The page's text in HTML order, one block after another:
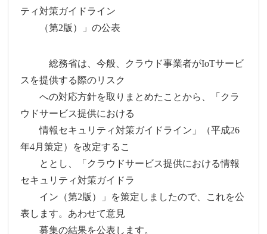
ティ対策ガイドライン
（第2版）」の公表
総務省は、今般、クラウド事業者がIoTサービ
スを提供する際のリスク
への対応方針を取りまとめたことから、「クラ
ウドサービス提供における
情報セキュリティ対策ガイドライン」（平成26
年4月策定）を改定するこ
ととし、「クラウドサービス提供における情報
セキュリティ対策ガイドラ
イン（第2版）」を策定しましたので、これを公
表します。あわせて意見
募集の結果を公表します。